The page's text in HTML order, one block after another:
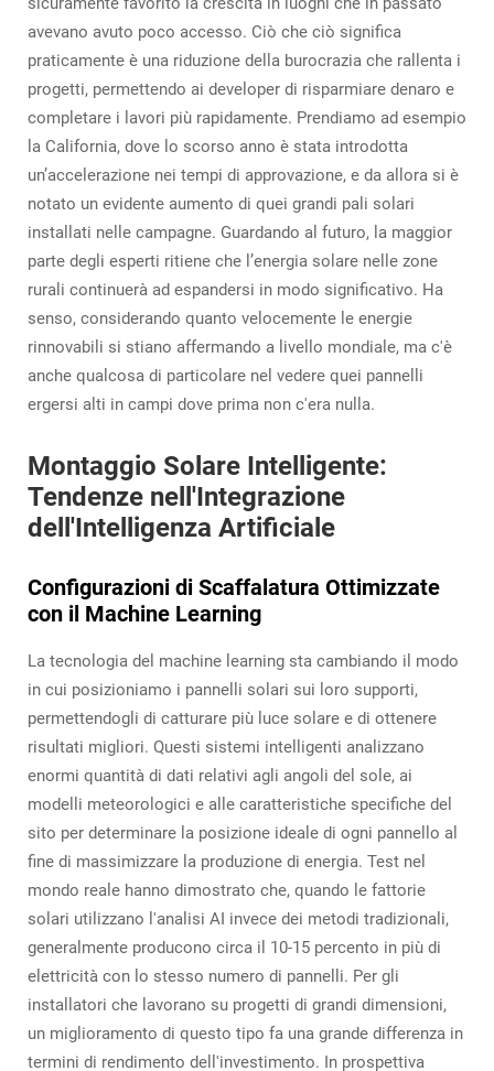
avevano avuto poco accesso. Ciò che ciò significa
praticamente è una riduzione della burocrazia che rallenta i
progetti, permettendo ai developer di risparmiare denaro e
completare i lavori più rapidamente. Prendiamo ad esempio
la California, dove lo scorso anno è stata introdotta
un’accelerazione nei tempi di approvazione, e da allora si è
notato un evidente aumento di quei grandi pali solari
installati nelle campagne. Guardando al futuro, la maggior
parte degli esperti ritiene che l’energia solare nelle zone
rurali continuerà ad espandersi in modo significativo. Ha
senso, considerando quanto velocemente le energie
rinnovabili si stiano affermando a livello mondiale, ma c'è
anche qualcosa di particolare nel vedere quei pannelli
ergersi alti in campi dove prima non c'era nulla.
Montaggio Solare Intelligente:
Tendenze nell'Integrazione
dell'Intelligenza Artificiale
Configurazioni di Scaffalatura Ottimizzate
con il Machine Learning
La tecnologia del machine learning sta cambiando il modo
in cui posizioniamo i pannelli solari sui loro supporti,
permettendogli di catturare più luce solare e di ottenere
risultati migliori. Questi sistemi intelligenti analizzano
enormi quantità di dati relativi agli angoli del sole, ai
modelli meteorologici e alle caratteristiche specifiche del
sito per determinare la posizione ideale di ogni pannello al
fine di massimizzare la produzione di energia. Test nel
mondo reale hanno dimostrato che, quando le fattorie
solari utilizzano l'analisi AI invece dei metodi tradizionali,
generalmente producono circa il 10-15 percento in più di
elettricità con lo stesso numero di pannelli. Per gli
installatori che lavorano su progetti di grandi dimensioni,
un miglioramento di questo tipo fa una grande differenza in
termini di rendimento dell'investimento. In prospettiva